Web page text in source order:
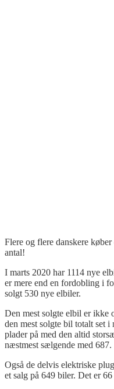
Flere og flere danskere køber
antal!
I marts 2020 har 1114 nye
er mere end en fordobling i
solgt 530 nye elbiler.
Den mest solgte elbil er ikke
den mest solgte bil totalt set
plader på med den altid
næstmest sælgende med 687.
Også de delvis elektriske
et salg på 649 biler. Det er